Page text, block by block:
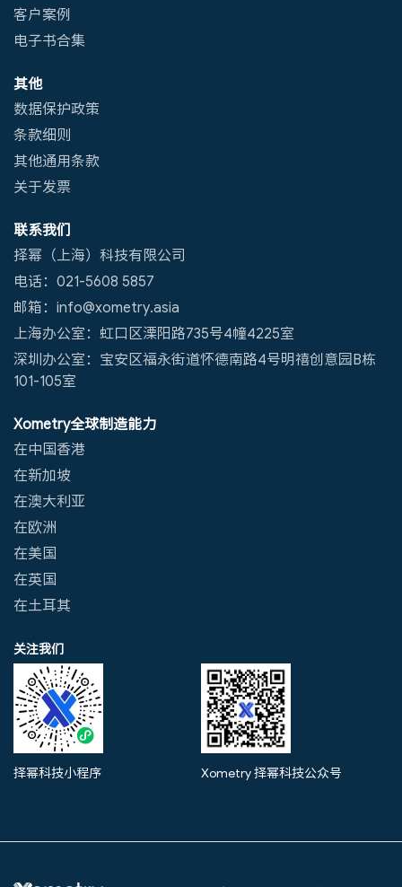
客户案例
电子书合集
其他
数据保护政策
条款细则
其他通用条款
关于发票
联系我们
择幂（上海）科技有限公司
电话：021-5608 5857
邮箱：info@xometry.asia
上海办公室：虹口区溧阳路735号4幢4225室
深圳办公室：宝安区福永街道怀德南路4号明禧创意园B栋
101-105室
Xometry全球制造能力
在中国香港
在新加坡
在澳大利亚
在欧洲
在美国
在英国
在土耳其
关注我们
择幂科技小程序 Xometry 择幂科技公众号